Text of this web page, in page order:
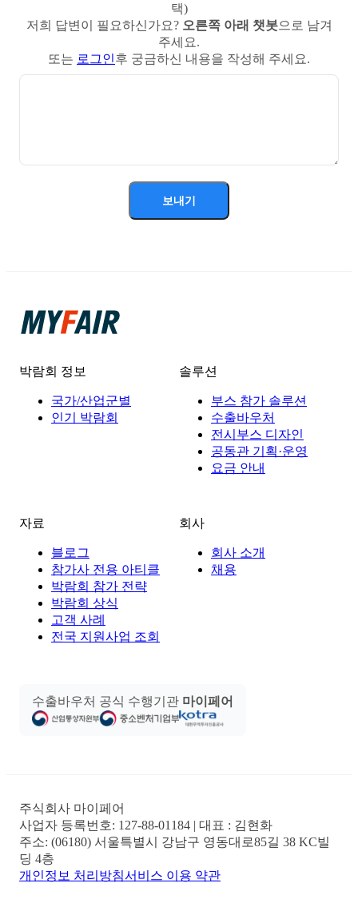
택)
저희 답변이 필요하신가요? 오른쪽 아래 챗봇으로 남겨
주세요.
또는 로그인후 궁금하신 내용을 작성해 주세요.
보내기
박람회 정보
국가/산업군별
인기 박람회
솔루션
부스 참가 솔루션
수출바우처
전시부스 디자인
공동관 기획·운영
요금 안내
자료
블로그
참가사 전용 아티클
박람회 참가 전략
박람회 상식
고객 사례
전국 지원사업 조회
회사
회사 소개
채용
수출바우처 공식 수행기관 마이페어
주식회사 마이페어
사업자 등록번호: 127-88-01184 | 대표 : 김현화
주소: (06180) 서울특별시 강남구 영동대로85길 38 KC빌
딩 4층
개인정보 처리방침서비스 이용 약관